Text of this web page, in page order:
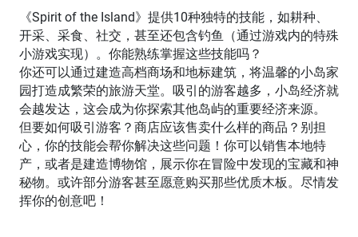
《Spirit of the Island》提供10种独特的技能，如耕种、
开采、采食、社交，甚至还包含钓鱼（通过游戏内的特殊
小游戏实现）。你能熟练掌握这些技能吗？
你还可以通过建造高档商场和地标建筑，将温馨的小岛家
园打造成繁荣的旅游天堂。吸引的游客越多，小岛经济就
会越发达，这会成为你探索其他岛屿的重要经济来源。
但要如何吸引游客？商店应该售卖什么样的商品？别担
心，你的技能会帮你解决这些问题！你可以销售本地特
产，或者是建造博物馆，展示你在冒险中发现的宝藏和神
秘物。或许部分游客甚至愿意购买那些优质木板。尽情发
挥你的创意吧！